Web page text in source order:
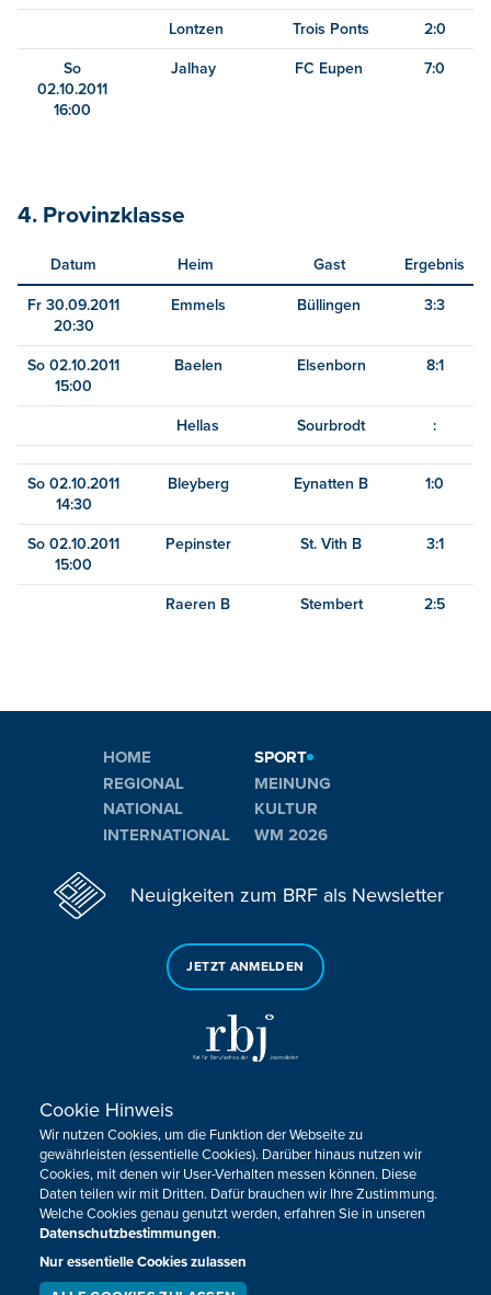
Lontzen Trois Ponts 2:0
So
02.10.2011
16:00
Jalhay FC Eupen 7:0
4. Provinzklasse
Datum Heim Gast Ergebnis
Fr 30.09.2011
20:30
Emmels Büllingen 3:3
So 02.10.2011
15:00
Baelen Elsenborn 8:1
Hellas Sourbrodt :
So 02.10.2011
14:30
Bleyberg Eynatten B 1:0
So 02.10.2011
15:00
Pepinster St. Vith B 3:1
Raeren B Stembert 2:5
HOME
REGIONAL
NATIONAL
INTERNATIONAL
SPORT
MEINUNG
KULTUR
WM 2026
Neuigkeiten zum BRF als Newsletter
JETZT ANMELDEN
Sie haben noch Fragen oder Anmerkungen?
KONTAKTIEREN SIE UNS!
Impressum Datenschutz Kontakt
Barrierefreiheit
Cookie-Zustimmung anpassen
Design, Konzept & Programmierung:
Cookie Hinweis
Wir nutzen Cookies, um die Funktion der Webseite zu
gewährleisten (essentielle Cookies). Darüber hinaus nutzen wir
Cookies, mit denen wir User-Verhalten messen können. Diese
Daten teilen wir mit Dritten. Dafür brauchen wir Ihre Zustimmung.
Welche Cookies genau genutzt werden, erfahren Sie in unseren
Datenschutzbestimmungen.
Nur essentielle Cookies zulassen